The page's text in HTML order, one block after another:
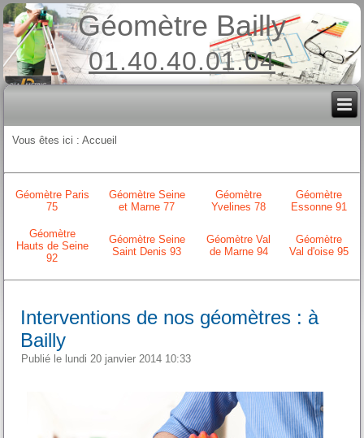
Géomètre Bailly
01.40.40.01.04
Vous êtes ici :Accueil
Géomètre Paris
75
Géomètre Seine
et Marne 77
Géomètre
Yvelines 78
Géomètre
Essonne 91
Géomètre
Hauts de Seine
92
Géomètre Seine
Saint Denis 93
Géomètre Val
de Marne 94
Géomètre
Val d'oise 95
Interventions de nos géomètres : à
Bailly
Publié le lundi 20 janvier 2014 10:33